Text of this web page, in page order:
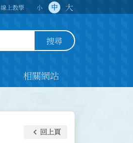
線上教學 小 中 大
搜尋
相關網站
keyboard_arrow_left 回上頁